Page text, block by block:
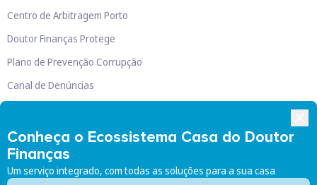
Conheça o Ecossistema Casa do Doutor
Finanças
Um serviço integrado, com todas as soluções para a sua casa
Centro de Arbitragem Porto
Doutor Finanças Protege
Plano de Prevenção Corrupção
Canal de Denúncias
Doutor Finanças, Lda